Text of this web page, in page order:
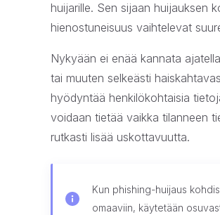
huijarille. Sen sijaan huijauksen
hienostuneisuus vaihtelevat
Nykyään ei enää kannata
tai muuten selkeästi
hyödyntää henkilökohtaisia
voidaan tietää vaikka tilanneen
rutkasti lisää uskottavuutta.
Kun phishing-huijaus
omaaviin, käytetään